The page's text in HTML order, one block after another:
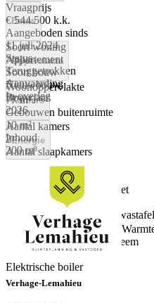
Vraagprijs
€ 544.500 k.k.
Aangeboden sinds
11 juli 2024
Status
Teruggetrokken
Aanvaarding
In overleg
Bouw
Soort woning
Appartement
Soort bouw
Nieuwbouw
Bouwjaar
2026
Oppervlakte
Woonoppervlakte
77 m²
Gebouwen buitenruimte
10 m²
Inhoud
200 m³
Kamers
Aantal kamers
2
Aantal slaapkamers
Aantal badkamers
1 badkamer en 1 apart toilet
Badkamervoorzieningen
Toilet, Douche, Dubbele
Vloerverwarming
Aantal woonlagen
1 woonlaag
Energie
Energielabel
Volledig geïsoleerd
Verwarming
Vloerverwarming geheel,
Warmteterugwinningssysteem
Warm water
Elektrische boiler
Verhage-Lemahieu